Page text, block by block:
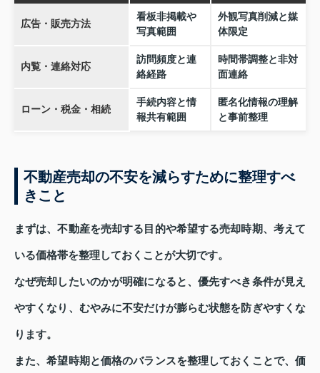
広告・販売方法
看板非掲載や
写真範囲
外観写真削減と媒
体限定
内覧・連絡対応
訪問頻度と連
絡経路
時間帯調整と非対
面連絡
ローン・税金・相続
手続内容と情
報共有範囲
匿名化情報の理解
と事前整理
不動産売却の不安を減らすために整理すべ
きこと
まずは、不動産を売却する目的や希望する売却時期、考えて
いる価格帯を整理しておくことが大切です。
なぜ売却したいのかが明確になると、優先すべき条件が見え
やすくなり、むやみに不安だけが膨らむ状態を防ぎやすくな
ります。
また、希望時期と価格のバランスを整理しておくことで、価